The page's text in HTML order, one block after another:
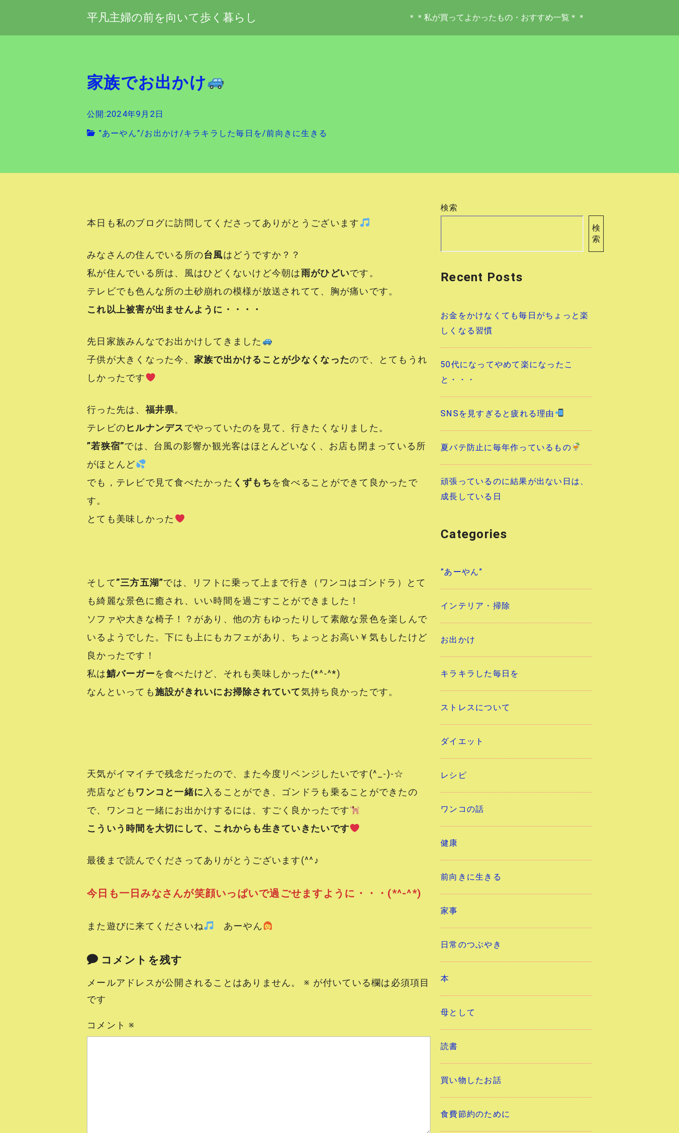
平凡主婦の前を向いて歩く暮らし ＊＊私が買ってよかったもの・おすすめ一覧＊＊
家族でお出かけ
公開:2024年9月2日
”あーやん”/お出かけ/キラキラした毎日を/前向きに生きる
本日も私のブログに訪問してくださってありがとうございます
みなさんの住んでいる所の台風はどうですか？？
私が住んでいる所は、風はひどくないけど今朝は雨がひどいです。
テレビでも色んな所の土砂崩れの模様が放送されてて、胸が痛いです。
これ以上被害が出ませんように・・・・
先日家族みんなでお出かけしてきました
子供が大きくなった今、 家族で出かけることが少なくなったので、とてもうれ
しかったです
行った先は、 福井県。
テレビのヒルナンデスでやっていたのを見て、行きたくなりました。
”若狭宿”では、台風の影響か観光客はほとんどいなく、お店も閉まっている所
がほとんど
でも，テレビで見て食べたかった くずもちを食べることができて良かったで
す。
とても美味しかった
そして”三方五湖”では、リフトに乗って上まで行き（ワンコはゴンドラ）とて
も綺麗な景色に癒され、いい時間を過ごすことができました！
ソファや大きな椅子！？があり、他の方もゆったりして素敵な景色を楽しんで
いるようでした。下にも上にもカフェがあり、ちょっとお高い￥気もしたけど
良かったです！
私は鯖バーガーを食べたけど、それも美味しかった(*^-^*)
なんといっても施設がきれいにお掃除されていて気持ち良かったです。
天気がイマイチで残念だったので、また今度リベンジしたいです(^_-)-☆
売店なども ワンコと一緒に入ることができ、ゴンドラも乗ることができたの
で、ワンコと一緒にお出かけするには、すごく良かったです
こういう時間を大切にして、これからも生きていきたいです
最後まで読んでくださってありがとうございます(^^♪
今日も一日みなさんが笑顔いっぱいで過ごせますように・・・(*^-^*)
また遊びに来てくださいね あーやん
コメントを残す
メールアドレスが公開されることはありません。 ※ が付いている欄は必須項目
です
コメント ※
検索
検
索
Recent Posts
お金をかけなくても毎日がちょっと楽
しくなる習慣
50代になってやめて楽になったこ
と・・・
SNSを見すぎると疲れる理由
夏バテ防止に毎年作っているもの
頑張っているのに結果が出ない日は、
成長している日
Categories
”あーやん”
インテリア・掃除
お出かけ
キラキラした毎日を
ストレスについて
ダイエット
レシピ
ワンコの話
健康
前向きに生きる
家事
日常のつぶやき
本
母として
読書
買い物したお話
食費節約のために